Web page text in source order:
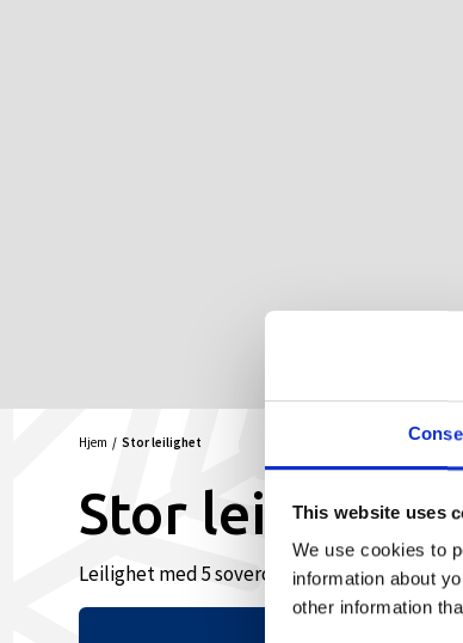
This website uses
We use cookies to
information about
other information
Hjem Stor leilighet
Stor leilighet
Leilighet med 5 soverom